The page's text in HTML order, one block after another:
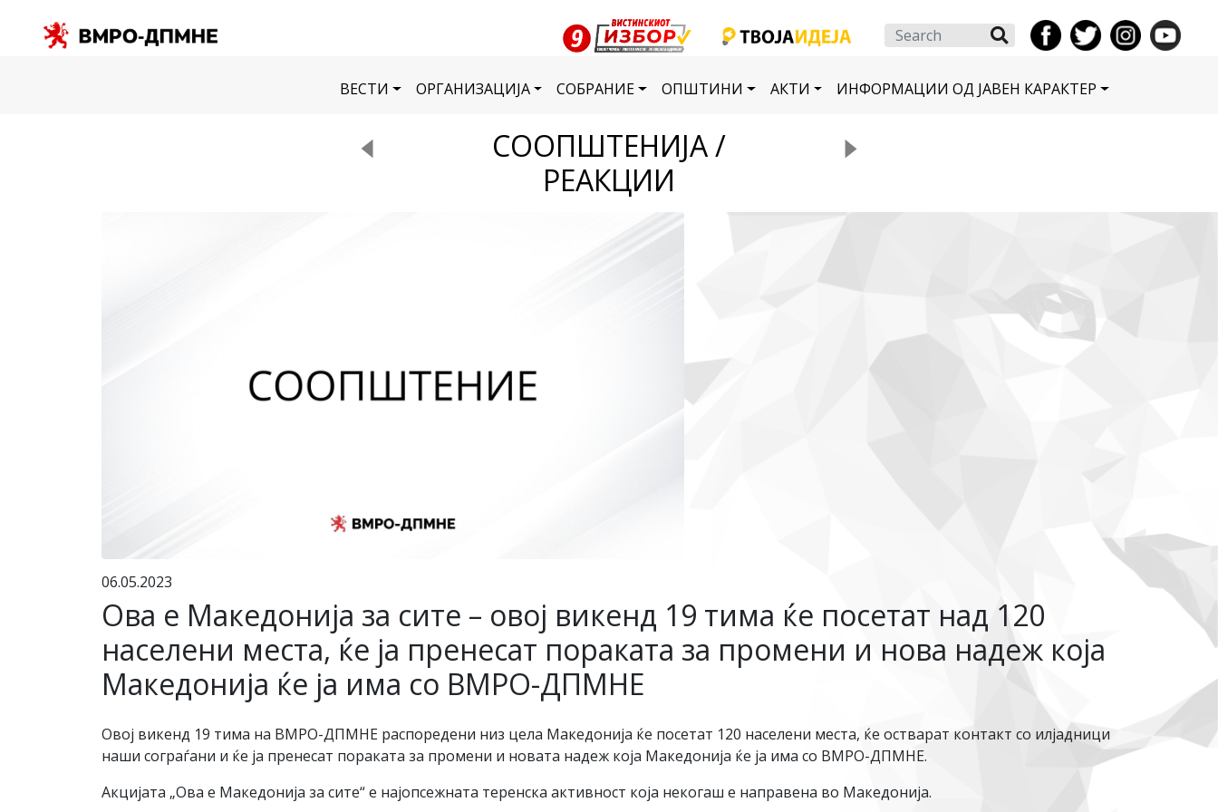
Search
ВЕСТИ ОРГАНИЗАЦИЈА СОБРАНИЕ ОПШТИНИ АКТИ ИНФОРМАЦИИ ОД ЈАВЕН КАРАКТЕР
СООПШТЕНИЈА /
РЕАКЦИИ
06.05.2023
Ова е Македонија за сите – овој викенд 19 тима ќе посетат над 120
населени места, ќе ја пренесат пораката за промени и нова надеж која
Македонија ќе ја има со ВМРО-ДПМНЕ
Овој викенд 19 тима на ВМРО-ДПМНЕ распоредени низ цела Македонија ќе посетат 120 населени места, ќе остварат контакт со илјадници
наши сограѓани и ќе ја пренесат пораката за промени и новата надеж која Македонија ќе ја има со ВМРО-ДПМНЕ.
Акцијата „Ова е Македонија за сите“ е најопсежната теренска активност која некогаш е направена во Македонија.